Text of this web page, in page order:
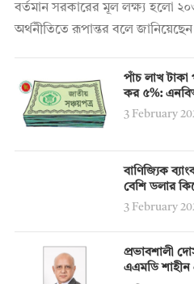
বর্তমান সরকারের মূল লক্ষ্য হলো
অর্থনীতিতে রূপান্তর বলে
পাঁচ লাখ টাকা
কর ৫%:
3 February
বাণিজ্যিক
বেশি ডলার
3 February
প্রভাবশালী
এএমডি শাহীন